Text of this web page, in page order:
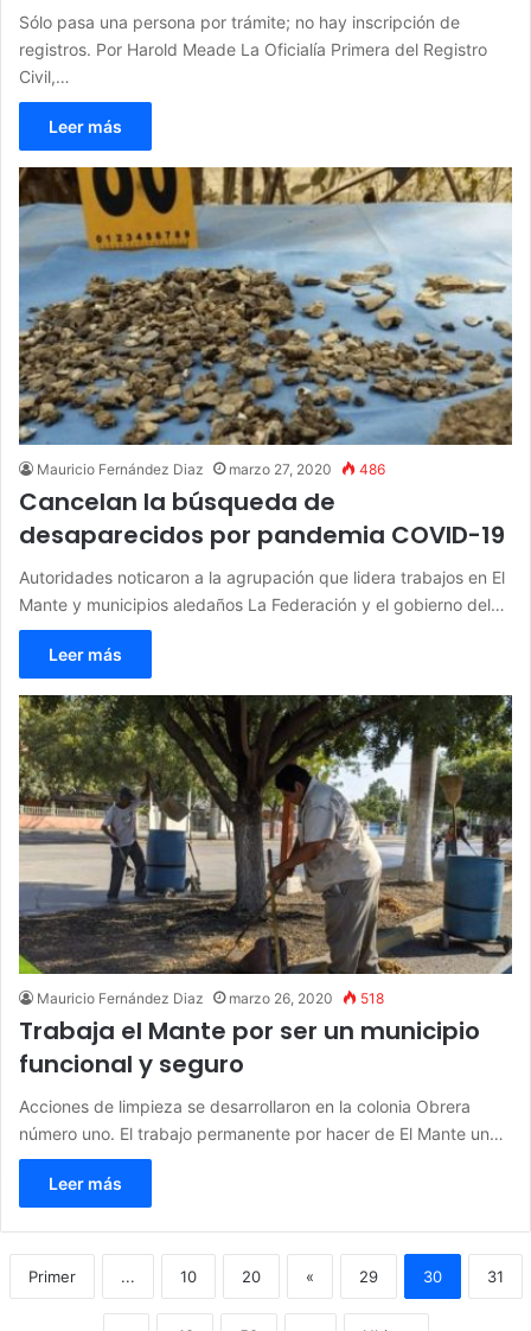
Sólo pasa una persona por trámite; no hay inscripción de
registros. Por Harold Meade La Oficialía Primera del Registro
Civil,…
Leer más
Mauricio Fernández Diaz marzo 27, 2020 486
Cancelan la búsqueda de
desaparecidos por pandemia COVID-19
Autoridades noticaron a la agrupación que lidera trabajos en El
Mante y municipios aledaños La Federación y el gobierno del…
Leer más
Mauricio Fernández Diaz marzo 26, 2020 518
Trabaja el Mante por ser un municipio
funcional y seguro
Acciones de limpieza se desarrollaron en la colonia Obrera
número uno. El trabajo permanente por hacer de El Mante un…
Leer más
Primer ... 10 20 « 29 30 31